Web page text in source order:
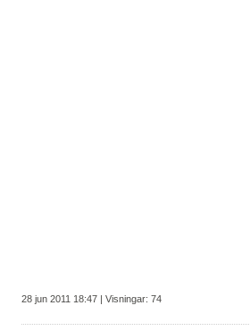
28 jun 2011 18:47 | Visningar: 74